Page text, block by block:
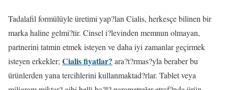
Tadalafil formülüyle üretimi yap?lan Cialis, herkesçe bilinen bir
marka haline gelmi?tir. Cinsel i?levinden memnun olmayan,
partnerini tatmin etmek isteyen ve daha iyi zamanlar geçirmek
isteyen erkekler; Cialis fiyatlar? ara?t?rmas?yla beraber bu
ürünlerden yana tercihlerini kullanmaktad?rlar. Tablet veya